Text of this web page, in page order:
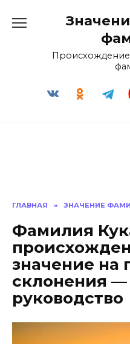
ГЛАВНАЯ » ЗНАЧЕНИЕ
Фамилия
значение на
склонения —
руководство